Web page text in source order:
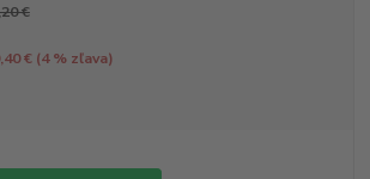
€
€ (4% zľava)